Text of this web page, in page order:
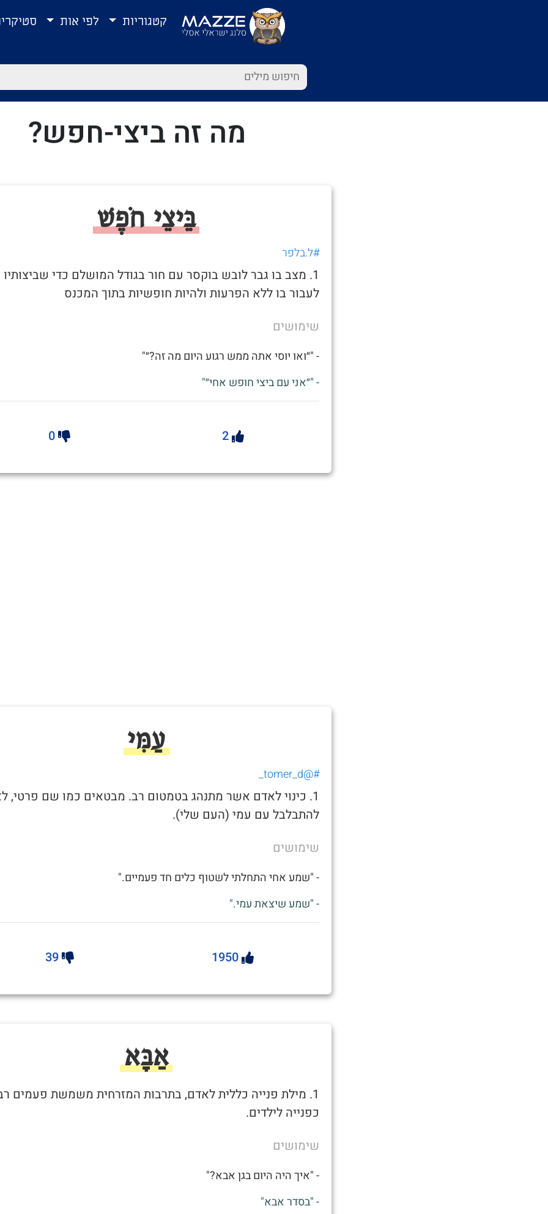
קטגוריות לפי אות
מה זה ביצי-חפש?
בֵּיצֵי חֹפֶשׁ
#ל.בלפר
1. מצב בו גבר לובש בוקסר עם חור בגודל המושלם כדי שביצותיו
לעבור בו ללא הפרעות ולהיות חופשיות בתוך המכנס
שימושים
- "״ואו יוסי אתה ממש רגוע היום מה זה?״"
- "״אני עם ביצי חופש אחי״"
2
0
עַמִּי
#@tomer_d_
1. כינוי לאדם אשר מתנהג בטמטום רב. מבטאים כמו שם פרטי,
להתבלבל עם עמי (העם שלי).
שימושים
- "שמע אחי התחלתי לשטוף כלים חד פעמיים."
- "שמע שיצאת עמי."
1950
39
אַבָּא
1. מילת פנייה כללית לאדם, בתרבות המזרחית משמשת פעמים
כפנייה לילדים.
שימושים
- "איך היה היום בגן אבא?"
- "בסדר אבא"